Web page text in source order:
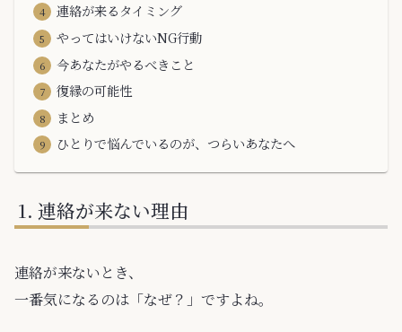
連絡が来るタイミング
やってはいけないNG行動
今あなたがやるべきこと
復縁の可能性
まとめ
ひとりで悩んでいるのが、つらいあなたへ
連絡が来ない理由
連絡が来ないとき、
一番気になるのは「なぜ？」ですよね。